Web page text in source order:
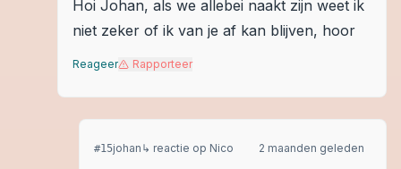
Hoi Johan, als we allebei naakt zijn weet ik
niet zeker of ik van je af kan blijven, hoor
Reageer Rapporteer
#15johan ↳ reactie op Nico 2 maanden geleden